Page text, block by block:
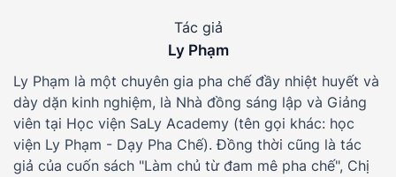
Tác giả
Ly Phạm
Ly Phạm là một chuyên gia pha chế đầy nhiệt huyết và
dày dặn kinh nghiệm, là Nhà đồng sáng lập và Giảng
viên tại Học viện SaLy Academy (tên gọi khác: học
viện Ly Phạm - Dạy Pha Chế). Đồng thời cũng là tác
giả của cuốn sách "Làm chủ từ đam mê pha chế", Chị